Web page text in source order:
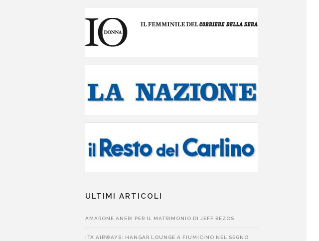
ULTIMI ARTICOLI
AMARONE ANERI PER IL MATRIMONIO DI JEFF BEZOS
ITA AIRWAYS: HANGAR LOUNGE A FIUMICINO NEL SEGNO